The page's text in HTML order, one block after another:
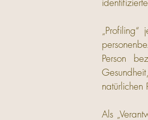
Person
natürlichen
Als